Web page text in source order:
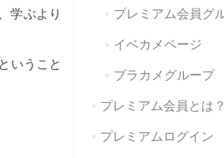
学ぶより
いうこと
プレミアム会員グ
イベカメページ
ブラカメグループ
プレミアム会員とは？
プレミアムログイン